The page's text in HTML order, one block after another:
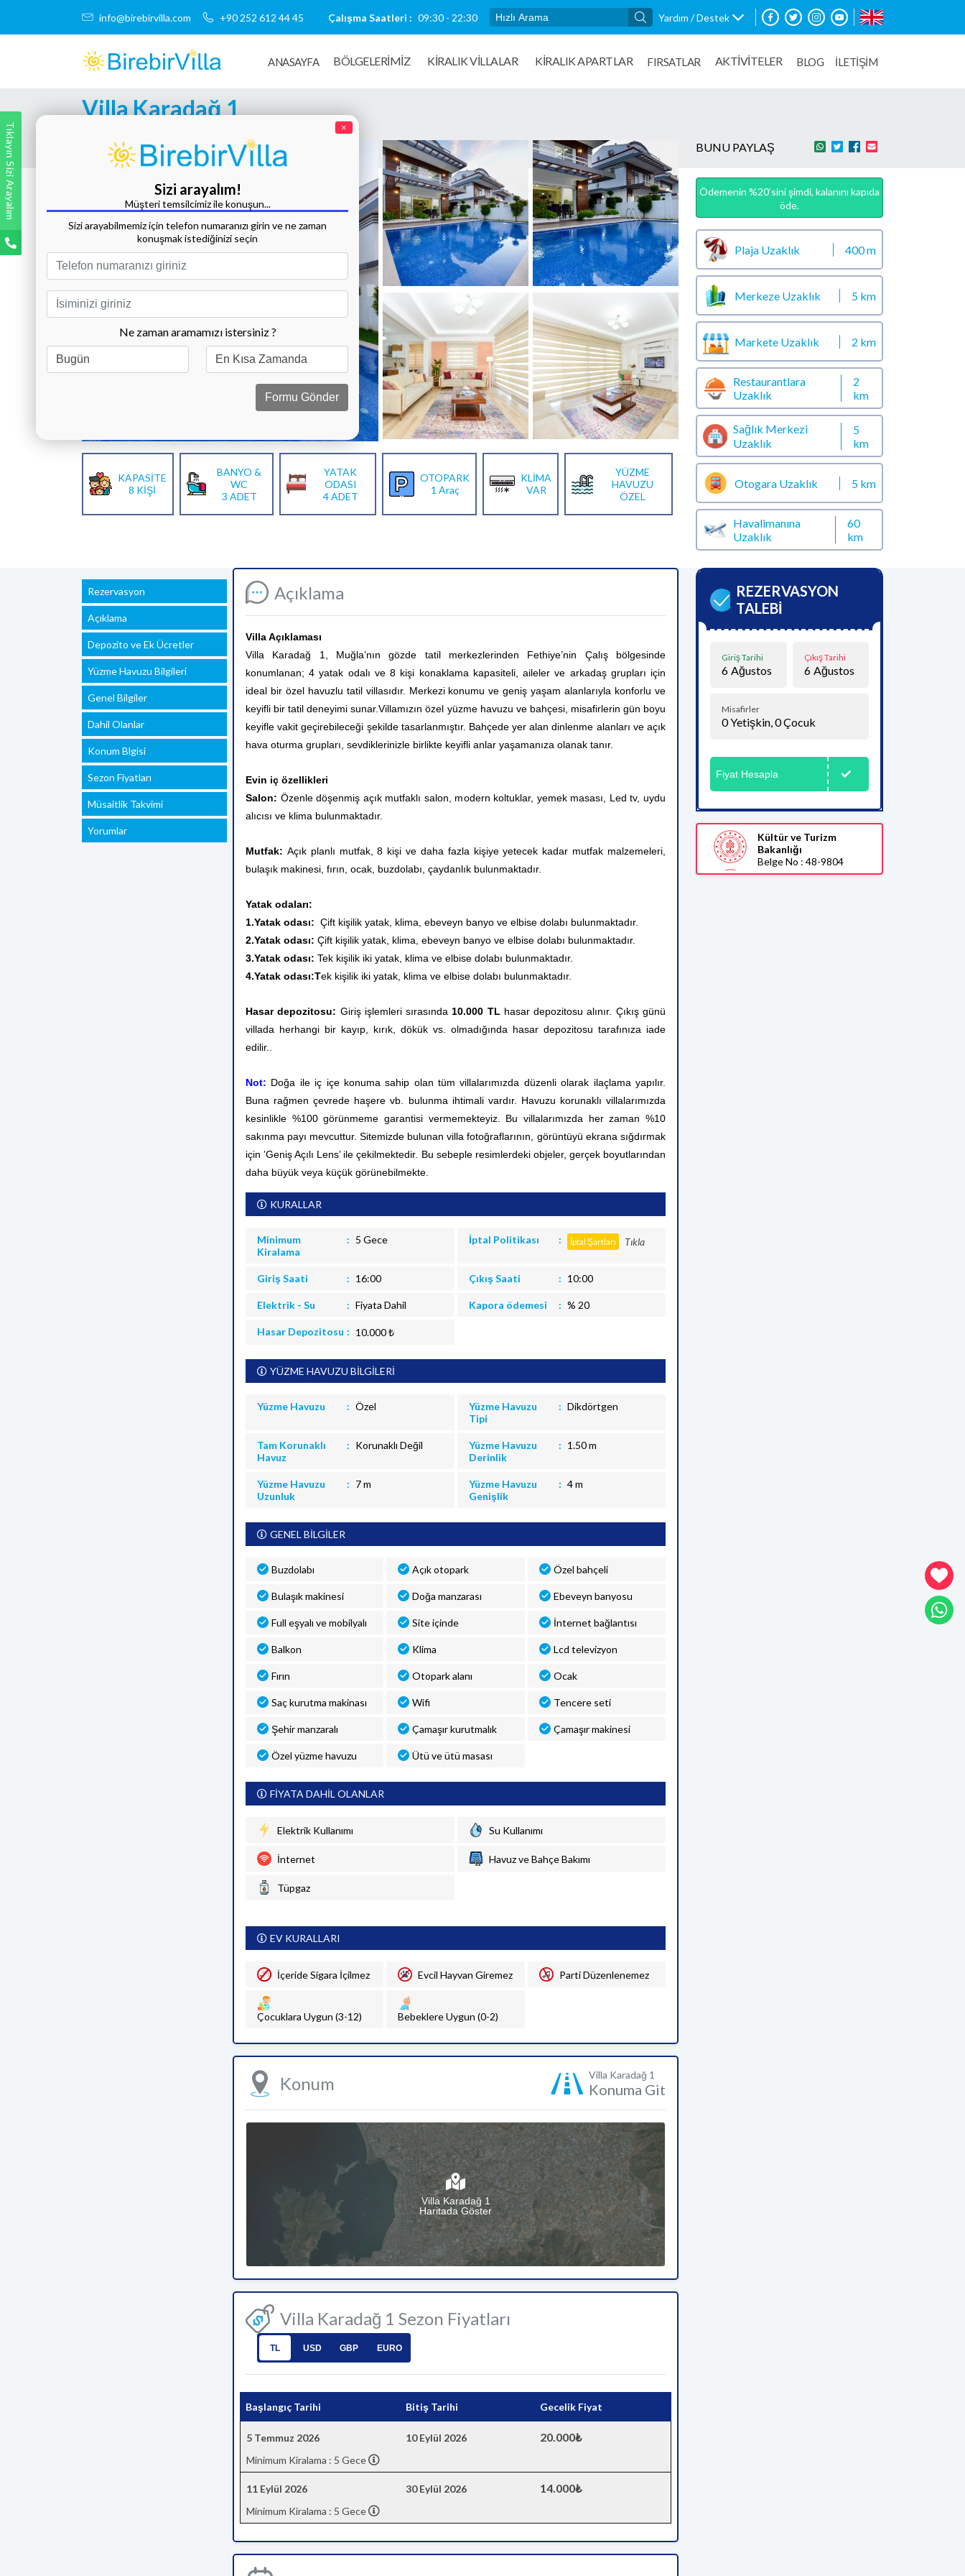
info@birebirvilla.com +90 252 612 44 45 Çalışma Saatleri : 09:30 - 22:30 Yardım / Destek
ANASAYFA BÖLGELERİMİZ KIRALIK VILLALAR KİRALIK APARTLAR FIRSATLAR AKTİVİTELER BLOG İLETİŞİM
Villa Karadağ 1
Tüm Fotoğrafları Göster
KAPASİTE
8 KİŞİ
BANYO &
WC
3 ADET
YATAK
ODASI
4 ADET
OTOPARK
1 Araç
KLİMA
VAR
YÜZME
HAVUZU
ÖZEL
BUNU PAYLAŞ
Ödemenin %20’sini şimdi, kalanını kapıda
öde.
Plaja Uzaklık 400 m
Merkeze Uzaklık 5 km
Markete Uzaklık 2 km
Restaurantlara
Uzaklık
2
km
Sağlık Merkezi
Uzaklık
5
km
Otogara Uzaklık 5 km
Havalimanına
Uzaklık
60
km
Rezervasyon
Açıklama
Depozito ve Ek Ücretler
Yüzme Havuzu Bilgileri
Genel Bilgiler
Dahil Olanlar
Konum Blgisi
Sezon Fiyatları
Müsaitlik Takvimi
Yorumlar
Açıklama
Villa Açıklaması
Villa Karadağ 1, Muğla’nın gözde tatil merkezlerinden Fethiye’nin Çalış bölgesinde
konumlanan; 4 yatak odalı ve 8 kişi konaklama kapasiteli, aileler ve arkadaş grupları için
ideal bir özel havuzlu tatil villasıdır. Merkezi konumu ve geniş yaşam alanlarıyla konforlu ve
keyifli bir tatil deneyimi sunar.Villamızın özel yüzme havuzu ve bahçesi, misafirlerin gün boyu
keyifle vakit geçirebileceği şekilde tasarlanmıştır. Bahçede yer alan dinlenme alanları ve açık
hava oturma grupları, sevdiklerinizle birlikte keyifli anlar yaşamanıza olanak tanır.
Evin iç özellikleri
Salon: Özenle döşenmiş açık mutfaklı salon, modern koltuklar, yemek masası, Led tv, uydu
alıcısı ve klima bulunmaktadır.
Mutfak: Açık planlı mutfak, 8 kişi ve daha fazla kişiye yetecek kadar mutfak malzemeleri,
bulaşık makinesi, fırın, ocak, buzdolabı, çaydanlık bulunmaktadır.
Yatak odaları:
1.Yatak odası: Çift kişilik yatak , klima, ebeveyn banyo ve elbise dolabı bulunmaktadır.
2.Yatak odası: Çift kişilik yatak, klima, ebeveyn banyo ve elbise dolabı bulunmaktadır.
3.Yatak odası: Tek kişilik iki yatak, klima ve elbise dolabı bulunmaktadır.
4.Yatak odası:Tek kişilik iki yatak, klima ve elbise dolabı bulunmaktadır.
Hasar depozitosu: Giriş işlemleri sırasında 10.000 TL hasar depozitosu alınır. Çıkış günü
villada herhangi bir kayıp, kırık, dökük vs. olmadığında hasar depozitosu tarafınıza iade
edilir.
Not: Doğa ile iç içe konuma sahip olan tüm villalarımızda düzenli olarak ilaçlama yapılır.
Buna rağmen çevrede haşere vb. bulunma ihtimali vardır. Havuzu korunaklı villalarımızda
kesinlikle %100 görünmeme garantisi vermemekteyiz. Bu villalarımızda her zaman %10
sakınma payı mevcuttur. Sitemizde bulunan villa fotoğraflarının, görüntüyü ekrana sığdırmak
için ’Geniş Açılı Lens’ ile çekilmektedir. Bu sebeple resimlerdeki objeler, gerçek boyutlarından
daha büyük veya küçük görünebilmekte.
KURALLAR
Minimum
Kiralama
5 Gece İptal Politikası İptal Şartları Tıkla
Giriş Saati 16:00 Çıkış Saati 10:00
Elektrik - Su Fiyata Dahil Kapora ödemesi % 20
Hasar Depozitosu 10.000 ₺
YÜZME HAVUZU BİLGİLERİ
Yüzme Havuzu Özel
Yüzme Havuzu
Tipi
Dikdörtgen
Tam Korunaklı
Havuz
Korunaklı Değil
Yüzme Havuzu
Derinlik
1.50 m
Yüzme Havuzu
Uzunluk
7 m
Yüzme Havuzu
Genişlik
4 m
GENEL BİLGİLER
Buzdolabı Açık otopark Özel bahçeli
Bulaşık makinesi Doğa manzarası Ebeveyn banyosu
Full eşyalı ve mobilyalı Site içinde İnternet bağlantısı
Balkon Klima Lcd televizyon
Fırın Otopark alanı Ocak
Saç kurutma makinası Wifi Tencere seti
Şehir manzaralı Çamaşır kurutmalık Çamaşır makinesi
Özel yüzme havuzu Ütü ve ütü masası
FİYATA DAHİL OLANLAR
Elektrik Kullanımı Su Kullanımı
İnternet Havuz ve Bahçe Bakımı
Tüpgaz
EV KURALLARI
İçeride Sigara İçilmez Evcil Hayvan Giremez Parti Düzenlenemez
Çocuklara Uygun (3-12) Bebeklere Uygun (0-2)
Konum Villa Karadağ 1
Konuma Git
Villa Karadağ 1
Haritada Göster
Villa Karadağ 1 Sezon Fiyatları
TL USD GBP EURO
Başlangıç Tarihi Bitiş Tarihi Gecelik Fiyat
5 Temmuz 2026 10 Eylül 2026 20.000₺
Minimum Kiralama : 5 Gece
11 Eylül 2026 30 Eylül 2026 14.000₺
Minimum Kiralama : 5 Gece
REZERVASYON
TALEBİ
Giriş Tarihi
6 Ağustos
Çıkış Tarihi
6 Ağustos
Misafirler
0Yetişkin,0Çocuk
Fiyat Hesapla
Kültür ve Turizm
Bakanlığı
Belge No : 48-9804
Tıklayın Sizi Arayalım ×
Sizi arayalım!
Müşteri temsilcimiz ile konuşun...
Sizi arayabilmemiz için telefon numaranızı girin ve ne zaman
konuşmak istediğinizi seçin
Ne zaman aramamızı istersiniz ?
Formu Gönder